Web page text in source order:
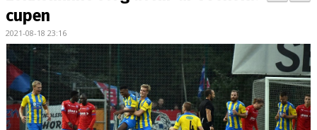
KONTAKT
MATCHER
ETTAN SÖDRA
cupen
2021-08-18 23:16